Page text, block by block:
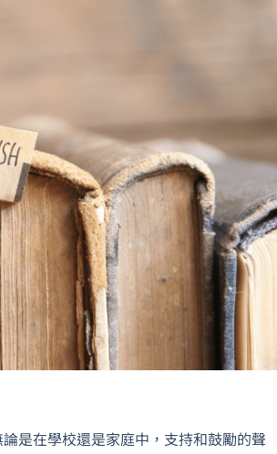
論是在學校還是家庭中，支持和鼓勵的聲